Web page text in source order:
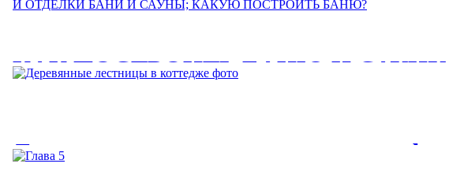
КАК ПОСТРОИТЬ БАНЮ И САУНУ:
И САУНЫ; КАКУЮ ПОСТРОИТЬ
Деревянные лестницы в коттедже фото